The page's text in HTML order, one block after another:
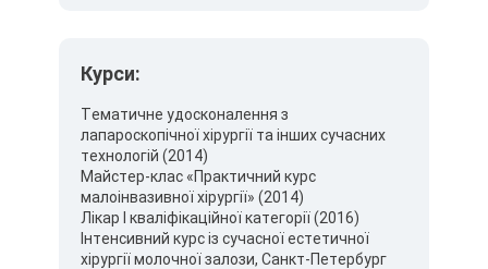
Курси:
Тематичне удосконалення з
лапароскопічної хірургії та інших сучасних
технологій (2014)
Майстер-клас «Практичний курс
малоінвазивної хірургії» (2014)
Лікар I кваліфікаційної категорії (2016)
Інтенсивний курс із сучасної естетичної
хірургії молочної залози, Санкт-Петербург